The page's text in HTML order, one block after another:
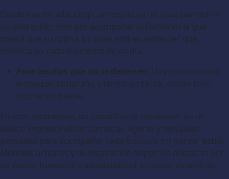
Desde esa mirada, elegir un regalo ya no pasa por definir
un solo estilo, sino por acompañar la forma en la que
mamá vive su rutina. La clave está en entender qué
necesita en cada momento de su día.
Para los días que no se detienen. Hay jornadas que
empiezan temprano y terminan tarde, donde todo
ocurre sin pausa.
En esos momentos, las zapatillas se convierten en un
básico imprescindible: cómodas, ligeras y versátiles,
pensadas para acompañar cada traslado sin perder estilo.
Modelos urbanos y de inspiración deportiva destacan por
su diseño funcional y adaptabilidad a rutinas dinámicas.